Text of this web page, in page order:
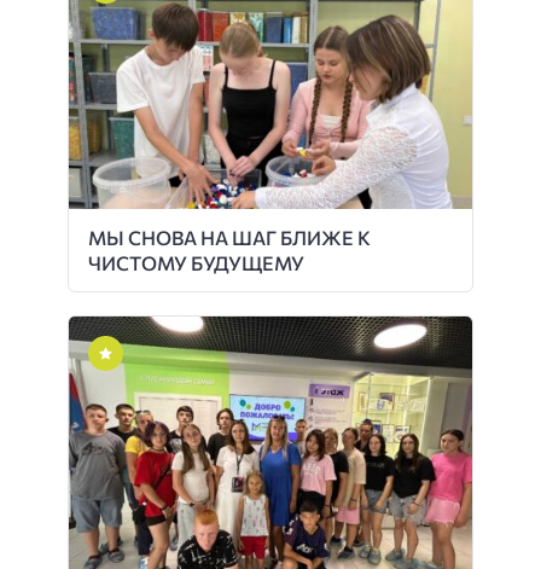
МЫ СНОВА НА ШАГ БЛИЖЕ К
ЧИСТОМУ БУДУЩЕМУ